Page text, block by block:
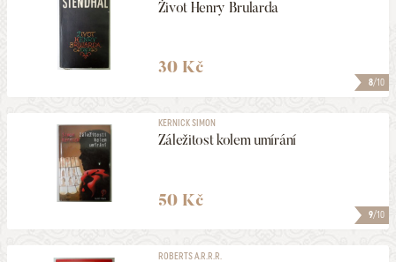
8/10
Život Henry Brularda
30 Kč
9/10
KERNICK SIMON
Záležitost kolem umírání
50 Kč
ROBERTS A.R.R.R.